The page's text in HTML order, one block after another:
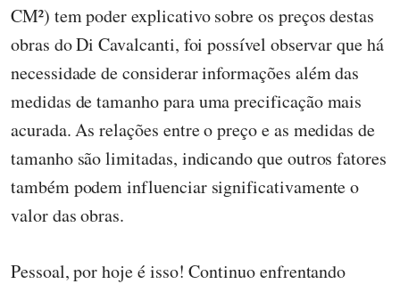
CM²) tem poder explicativo sobre os preços destas
obras do Di Cavalcanti, foi possível observar que há
necessidade de considerar informações além das
medidas de tamanho para uma precificação mais
acurada. As relações entre o preço e as medidas de
tamanho são limitadas, indicando que outros fatores
também podem influenciar significativamente o
valor das obras.
Pessoal, por hoje é isso! Continuo enfrentando